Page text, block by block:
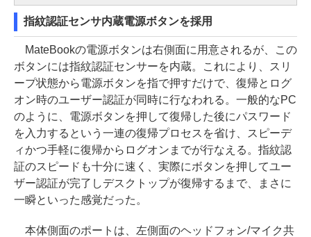
指紋認証センサ内蔵電源ボタンを採用
MateBookの電源ボタンは右側面に用意されるが、この
ボタンには指紋認証センサーを内蔵。これにより、スリ
ープ状態から電源ボタンを指で押すだけで、復帰とログ
オン時のユーザー認証が同時に行なわれる。一般的なPC
のように、電源ボタンを押して復帰した後にパスワード
を入力するという一連の復帰プロセスを省け、スピーデ
ィかつ手軽に復帰からログオンまでが行なえる。指紋認
証のスピードも十分に速く、実際にボタンを押してユー
ザー認証が完了しデスクトップが復帰するまで、まさに
一瞬といった感覚だった。
本体側面のポートは、左側面のヘッドフォン/マイク共